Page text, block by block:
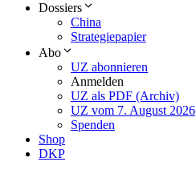
Dossiers
China
Strategiepapier
Abo
UZ abonnieren
Anmelden
UZ als PDF (Archiv)
UZ vom 7. August 2026
Spenden
Shop
DKP